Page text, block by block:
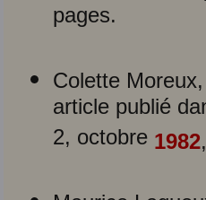
pages.
Colette Moreux,
article publié
2, octobre 1982